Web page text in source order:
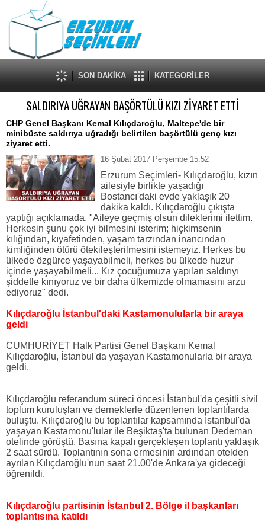
SON DAKİKA KATEGORİLER
SALDIRIYA UĞRAYAN BAŞÖRTÜLÜ KIZI ZİYARET ETTİ
CHP Genel Başkanı Kemal Kılıçdaroğlu, Maltepe'de bir
minibüste saldırıya uğradığı belirtilen başörtülü genç kızı
ziyaret etti.
16 Şubat 2017 Perşembe 15:52
Erzurum Seçimleri- Kılıçdaroğlu, kızın
ailesiyle birlikte yaşadığı
Bostancı'daki evde yaklaşık 20
dakika kaldı. Kılıçdaroğlu çıkışta
yaptığı açıklamada, "Aileye geçmiş olsun dileklerimi ilettim.
Herkesin şunu çok iyi bilmesini isterim; hiçkimsenin
kılığından, kıyafetinden, yaşam tarzından inancından
kimliğinden ötürü ötekileşterilmesini istemeyiz. Herkes bu
ülkede özgürce yaşayabilmeli, herkes bu ülkede huzur
içinde yaşayabilmeli... Kız çocuğumuza yapılan saldırıyı
şiddetle kınıyoruz ve bir daha ülkemizde olmamasını arzu
ediyoruz" dedi.
Kılıçdaroğlu İstanbul'daki Kastamonulularla bir araya
geldi
CUMHURİYET Halk Partisi Genel Başkanı Kemal
Kılıçdaroğlu, İstanbul'da yaşayan Kastamonularla bir araya
geldi.
Kılıçdaroğlu referandum süreci öncesi İstanbul'da çeşitli sivil
toplum kuruluşları ve derneklerle düzenlenen toplantılarda
buluştu. Kılıçdaroğlu bu toplantılar kapsamında İstanbul'da
yaşayan Kastamonu'lular ile Beşiktaş'ta bulunan Dedeman
otelinde görüştü. Basına kapalı gerçekleşen toplantı yaklaşık
2 saat sürdü. Toplantının sona ermesinin ardından otelden
ayrılan Kılıçdaroğlu'nun saat 21.00'de Ankara'ya gideceği
öğrenildi.
Kılıçdaroğlu partisinin İstanbul 2. Bölge il başkanları
toplantısına katıldı